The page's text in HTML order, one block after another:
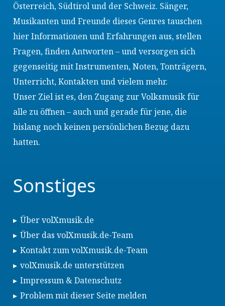
Österreich, Südtirol und der Schweiz. Sänger,
Musikanten und Freunde dieses Genres tauschen
hier Informationen und Erfahrungen aus, stellen
Fragen, finden Antworten – und versorgen sich
gegenseitig mit Instrumenten, Noten, Tonträgern,
Unterricht, Kontakten und vielem mehr.
Unser Ziel ist es, den Zugang zur Volksmusik für
alle zu öffnen – auch und gerade für jene, die
bislang noch keinen persönlichen Bezug dazu
hatten.
Sonstiges
Über volXmusik.de
Über das volXmusik.de-Team
Kontakt zum volXmusik.de-Team
volXmusik.de unterstützen
Impressum & Datenschutz
Problem mit dieser Seite melden